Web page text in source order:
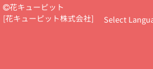
ール
新築引っ越し祝いコラム
場上司や先輩へ贈るお祝い花の正解は
花キューピット
[花キューピット株式会社] Select